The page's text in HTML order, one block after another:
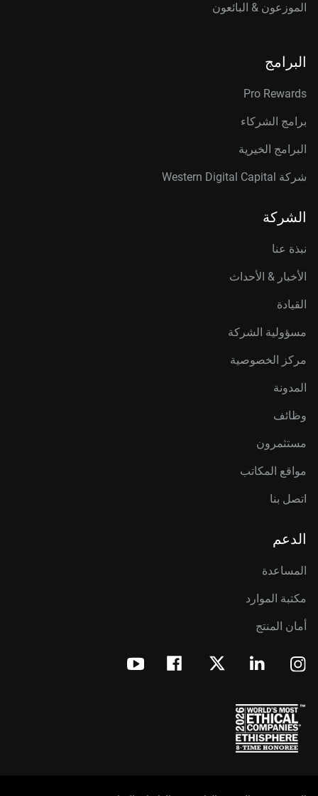
الموزعون & البائعون
البرامج
Pro Rewards
برامج الشركاء
البرامج الخيرية
شركة Western Digital Capital
الشركة
نبذة عنا
الأخبار & الأحداث
القيادة
مسؤولية الشركة
مركز الخصوصية
المدونة
وظائف
مستثمرون
مواقع المكاتب
اتصل بنا
الدعم
المساعدة
مكتبة الموارد
أمان المنتج